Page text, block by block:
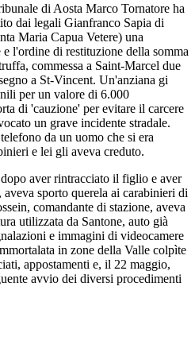
di Aosta Marco Tornatore ha
dai legali Gianfranco Sapia di
Maria Capua Vetere) una
l'ordine di restituzione della somma
commessa a Saint-Marcel due
a St-Vincent. Un'anziana gi
per un valore di 6.000
di 'cauzione' per evitare il carcere
un grave incidente stradale.
da un uomo che si era
e lei gli aveva creduto.
aver rintracciato il figlio e aver
aveva sporto querela ai carabinieri di
comandante di stazione, aveva
utilizzata da Santone, auto già
e immagini di videocamere
in zone della Valle colpìte
appostamenti e, il 22 maggio,
avvio dei diversi procedimenti